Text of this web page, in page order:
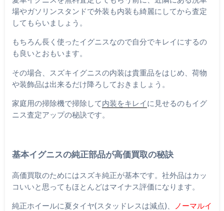
場やガソリンスタンドで外装も内装も綺麗にしてから査定
してもらいましょう。
もちろん長く使ったイグニスなので自分でキレイにするの
も良いとおもいます。
その場合、スズキイグニスの内装は貴重品をはじめ、荷物
や装飾品は出来るだけ降ろしておきましょう。
家庭用の掃除機で掃除して内装をキレイに見せるのもイグ
ニス査定アップの秘訣です。
基本イグニスの純正部品が高価買取の秘訣
高価買取のためにはスズキ純正が基本です。社外品はカッ
コいいと思ってもほとんどはマイナス評価になります。
純正ホイールに夏タイヤ(スタッドレスは減点)、
ノーマルイ